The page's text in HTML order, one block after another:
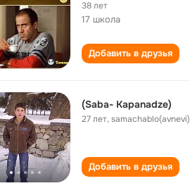
38 лет
17 школа
Добавить в друзья
(Saba- Kapanadze)
27 лет,samachablo(avnevi)
Добавить в друзья